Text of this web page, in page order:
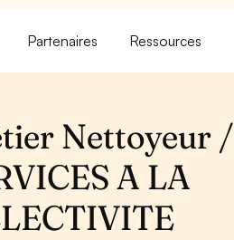
Partenaires Ressources
Nettoyeur /
A LA